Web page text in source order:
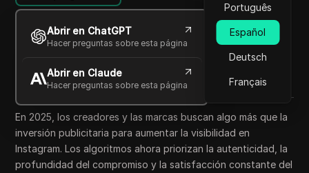
Português
Español
Deutsch
Français
Abrir en ChatGPT
Hacer preguntas sobre esta página
Abrir en Claude
Hacer preguntas sobre esta página
Jessica Wardell
14 oct 2025 3 minuto de lectura
Copy Link
En 2025, los creadores y las marcas buscan algo más que la
inversión publicitaria para aumentar la visibilidad en
Instagram. Los algoritmos ahora priorizan la autenticidad, la
profundidad del compromiso y la satisfacción constante del